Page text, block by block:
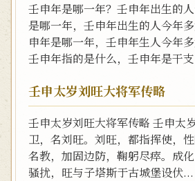
壬申年是哪一年？壬申年出生的
是哪一年，壬申年出生的人今年
申年是哪一年，壬申年生人今年
壬申年指的是什么，壬申年是干
壬申太岁刘旺大将军传略
壬申太岁刘旺大将军传略 壬申太
卫，名刘旺。刘旺，都指挥使，
名教，加固边防，鞠躬尽瘁。成
骚扰，旺与子塔斯于古城堡设伏...